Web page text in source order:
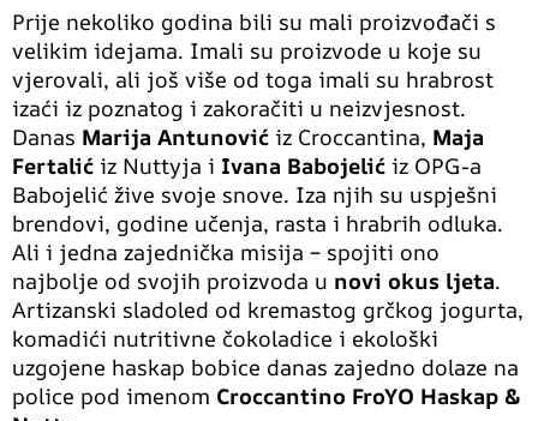
Prije nekoliko godina bili su mali proizvođači s
velikim idejama. Imali su proizvode u koje su
vjerovali, ali još više od toga imali su hrabrost
izaći iz poznatog i zakoračiti u neizvjesnost.
Danas Marija Antunović iz Croccantina, Maja
Fertalić iz Nuttyja i Ivana Babojelić iz OPG-a
Babojelić žive svoje snove. Iza njih su uspješni
brendovi, godine učenja, rasta i hrabrih odluka.
Ali i jedna zajednička misija – spojiti ono
najbolje od svojih proizvoda u novi okus ljeta.
Artizanski sladoled od kremastog grčkog jogurta,
komadići nutritivne čokoladice i ekološki
uzgojene haskap bobice danas zajedno dolaze na
police pod imenom Croccantino FroYO Haskap &